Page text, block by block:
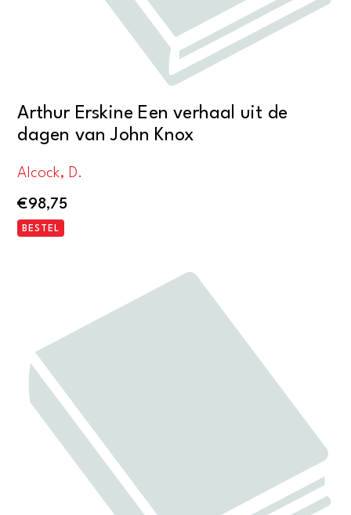
Arthur Erskine Een verhaal uit de
dagen van John Knox
Alcock, D.
€98,75
BESTEL